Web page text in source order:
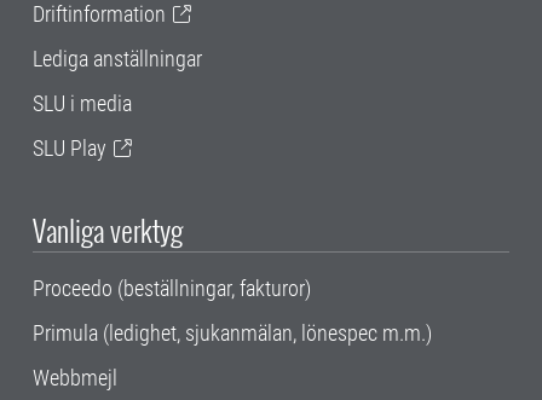
Driftinformation
Lediga anställningar
SLU i media
SLU Play
Vanliga verktyg
Proceedo (beställningar, fakturor)
Primula (ledighet, sjukanmälan, lönespec m.m.)
Webbmejl